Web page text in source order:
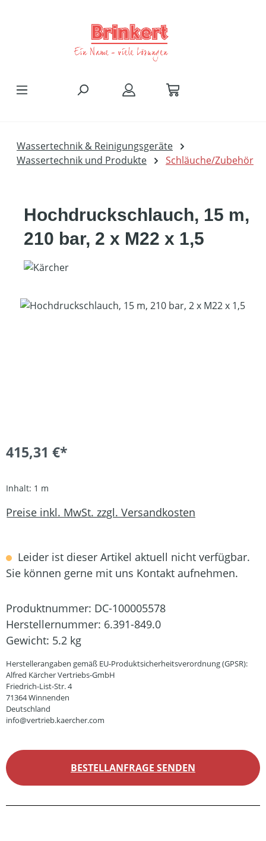
Wassertechnik & Reinigungsgeräte
Wassertechnik und Produkte
Schläuche/Zubehör
Hochdruckschlauch, 15 m,
210 bar, 2 x M22 x 1,5
Bildergalerie überspringen
415,31 €*
Inhalt: 1 m
Preise inkl. MwSt. zzgl. Versandkosten
Leider ist dieser Artikel aktuell nicht verfügbar.
Sie können gerne mit uns Kontakt aufnehmen.
Produktnummer: DC-100005578
Herstellernummer: 6.391-849.0
Gewicht: 5.2 kg
Herstellerangaben gemäß EU-Produktsicherheitsverordnung (GPSR):
Alfred Kärcher Vertriebs-GmbH
Friedrich-List-Str. 4
71364 Winnenden
Deutschland
info@vertrieb.kaercher.com
BESTELLANFRAGE SENDEN